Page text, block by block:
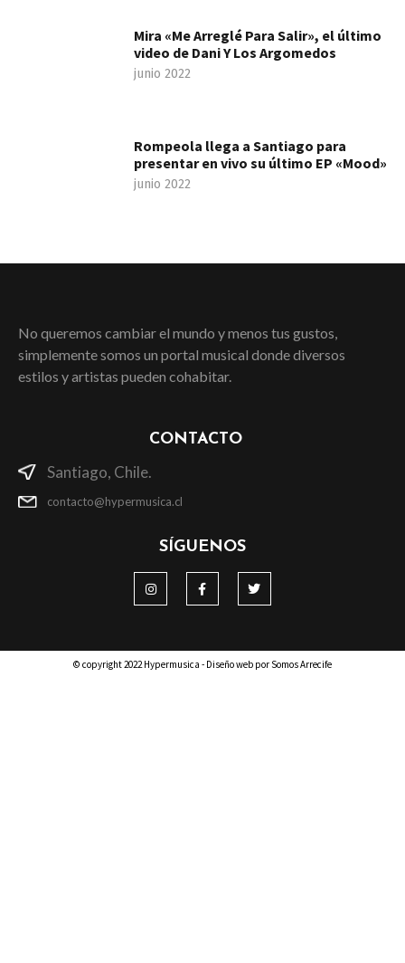
Mira «Me Arreglé Para Salir», el último
video de Dani Y Los Argomedos
junio 2022
Rompeola llega a Santiago para
presentar en vivo su último EP «Mood»
junio 2022
No queremos cambiar el mundo y menos tus gustos,
simplemente somos un portal musical donde diversos
estilos y artistas pueden cohabitar.
CONTACTO
Santiago, Chile.
contacto@hypermusica.cl
SÍGUENOS
© copyright 2022 Hypermusica - Diseño web por Somos Arrecife